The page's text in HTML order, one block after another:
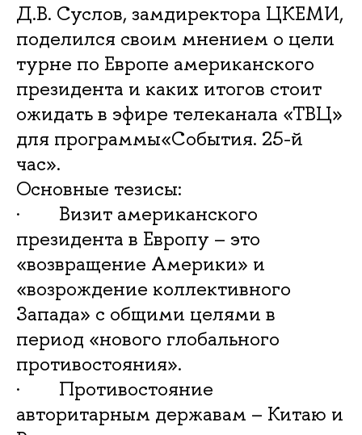
Д.В. Суслов, замдиректора ЦКЕМИ,
поделился своим мнением о цели
турне по Европе американского
президента и каких итогов стоит
ожидать в эфире телеканала «ТВЦ»
для программы«События. 25-й
час».
Основные тезисы:
· Визит американского
президента в Европу – это
«возвращение Америки» и
«возрождение коллективного
Запада» с общими целями в
период «нового глобального
противостояния».
· Противостояние
авторитарным державам – Китаю и